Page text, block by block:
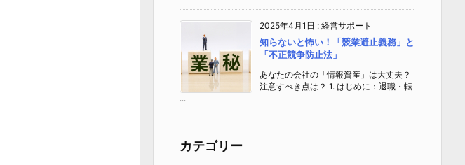
2025年4月1日 : 経営サポート
知らないと怖い！「競業避止義務」と
「不正競争防止法」
あなたの会社の「情報資産」は大丈夫？
注意すべき点は？ 1. はじめに：退職・転
...
カテゴリー